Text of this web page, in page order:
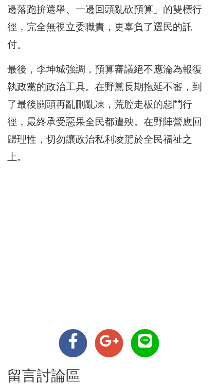
邊落跑拚選舉、一邊回頭亂砍預算」的雙標行
徑，完全無視立委職責，更辜負了選民的託
付。
最後，李坤城強調，預算審議絕不應淪為報復
執政黨的政治工具。在野黨長期拖延不審，到
了最後關頭再亂刪亂凍，荒腔走板的惡鬥行
徑，最終承受惡果全民都遭殃。在野陣營應回
歸理性，切勿讓政治私利凌駕於全民福祉之
上。
留言討論區